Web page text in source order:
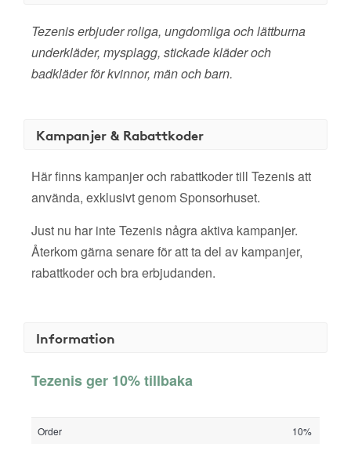
Tezenis erbjuder roliga, ungdomliga och lättburna
underkläder, mysplagg, stickade kläder och
badkläder för kvinnor, män och barn.
Kampanjer & Rabattkoder
Här finns kampanjer och rabattkoder till Tezenis att
använda, exklusivt genom Sponsorhuset.
Just nu har inte Tezenis några aktiva kampanjer.
Återkom gärna senare för att ta del av kampanjer,
rabattkoder och bra erbjudanden.
Information
Tezenis ger 10% tillbaka
Order 10%